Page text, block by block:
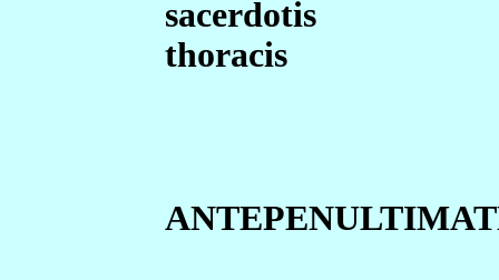
sacerdotis
thoracis